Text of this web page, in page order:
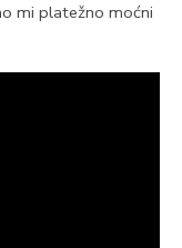
mi platežno moćni